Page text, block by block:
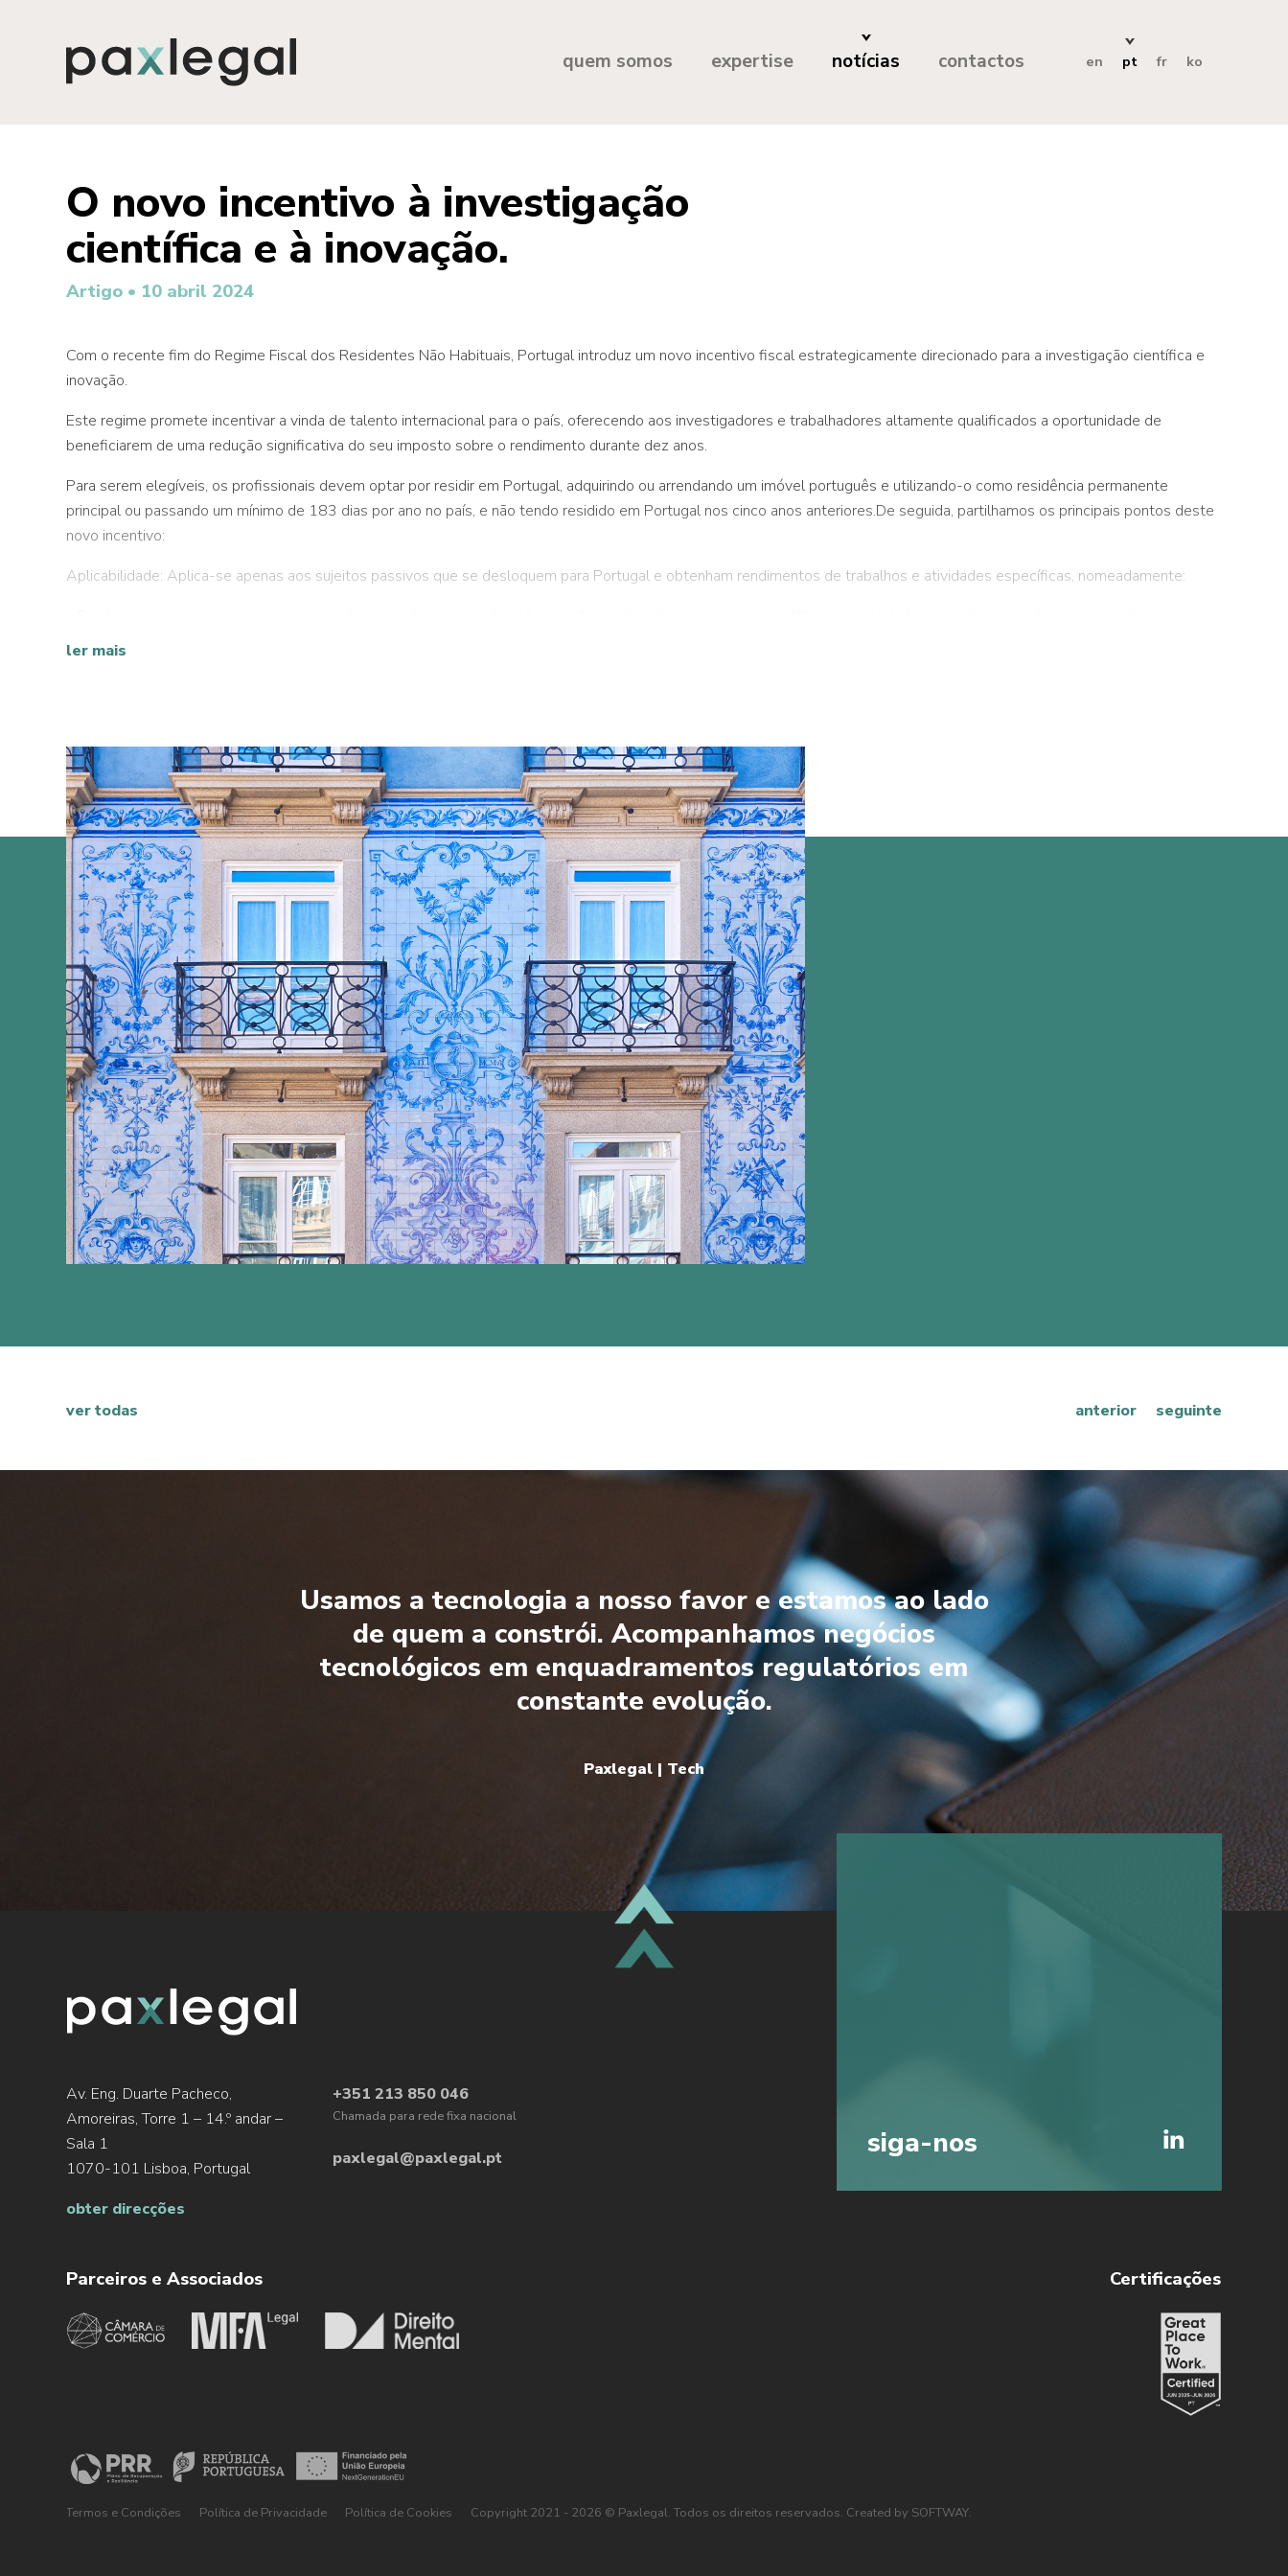
quem somos expertise notícias contactos en pt fr ko
O novo incentivo à investigação
científica e à inovação.
Artigo • 10 abril 2024
Com o recente fim do Regime Fiscal dos Residentes Não Habituais, Portugal introduz um novo incentivo fiscal estrategicamente direcionado para a investigação científica e
inovação.
Este regime promete incentivar a vinda de talento internacional para o país, oferecendo aos investigadores e trabalhadores altamente qualificados a oportunidade de
beneficiarem de uma redução significativa do seu imposto sobre o rendimento durante dez anos.
Para serem elegíveis, os profissionais devem optar por residir em Portugal, adquirindo ou arrendando um imóvel português e utilizando-o como residência permanente
principal ou passando um mínimo de 183 dias por ano no país, e não tendo residido em Portugal nos cinco anos anteriores.De seguida, partilhamos os principais pontos deste
novo incentivo:
Aplicabilidade: Aplica-se apenas aos sujeitos passivos que se desloquem para Portugal e obtenham rendimentos de trabalhos e atividades específicas, nomeadamente:
produção, difusão e transmissão de conhecimento, integradas no sistema científico e tecnológico nacional. Ainda, como os empregos e membros de órgãos sociais em
iii) Profissões altamente qualificadas, definidas como tal na legislação portuguesa, exercidas em:
Empresas com investimentos relevantes, no ano de início de funções ou nos 5 anos anteriores, que beneficiem ou tenham beneficiado do regime fiscal de apoio ao
investimento nos termos da legislação portuguesa; ou
Empresas industriais e de serviços qualificadas, definidas como tal na legislação portuguesa, que exportem pelo menos 50% do seu volume de negócios no ano de início
de funções ou em qualquer dos 2 anos anteriores;
iv) Outros postos de trabalho qualificados e membros de órgãos sociais, em entidades que exerçam atividades económicas devidamente reconhecidas por determinados
organismos portugueses como relevantes para a economia local, nomeadamente para a captação de investimento produtivo e para a redução das assimetrias regionais;
v) Investigação e desenvolvimento efetuados por pessoal cujos custos sejam elegíveis para efeitos dos incentivos fiscais à investigação e desenvolvimento empresarial
previstos na legislação portuguesa;
vi) Postos de trabalho e membros dos órgãos sociais, em entidades certificadas como startups nos termos da legislação portuguesa; ou
vi) Empregos e membros de órgãos sociais, em entidades certificadas como startups nos termos da legislação portuguesa; ou
vii) Empregos ou outras atividades exercidas por residentes fiscais das Regiões Autónomas dos Açores e da Madeira, em termos a definir pela legislação local.
Benefícios fiscais: O incentivo abrange os profissionais que beneficiam de uma taxa reduzida de imposto de 20% sobre os rendimentos do trabalho nas áreas qualificadas,
bem como oferece uma isenção de imposto sobre os seus rendimentos estrangeiros.
Duração:O benefício fiscal é prorrogado por dez anos consecutivos, a contar do ano de inscrição como residente fiscal em Portugal.
ler mais
ver todas anterior seguinte
Usamos a tecnologia a nosso favor e estamos ao lado
de quem a constrói. Acompanhamos negócios
tecnológicos em enquadramentos regulatórios em
constante evolução.
Paxlegal | Tech
Av. Eng. Duarte Pacheco,
Amoreiras, Torre 1 – 14.º andar –
Sala 1
1070-101 Lisboa, Portugal
obter direcções
+351 213 850 046
Chamada para rede fixa nacional
paxlegal@paxlegal.pt siga-nos
Parceiros e Associados Certificações
Termos e Condições Política de Privacidade Política de Cookies Copyright 2021 - 2026 © Paxlegal. Todos os direitos reservados. Created by SOFTWAY.